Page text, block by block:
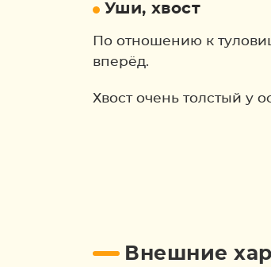
Уши, хвост
По отношению к
вперёд.
Хвост очень толстый у
Внешние